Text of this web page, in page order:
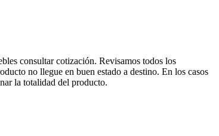
consultar cotización. Revisamos todos los
no llegue en buen estado a destino. En los casos
la totalidad del producto.